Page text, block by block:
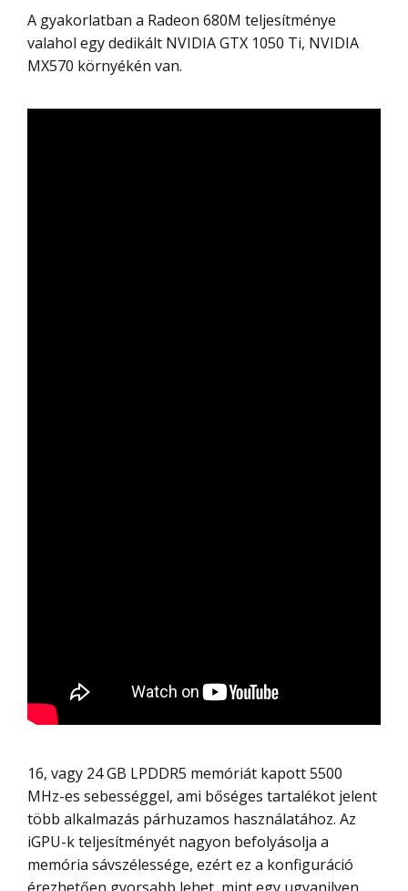
A gyakorlatban a Radeon 680M teljesítménye
valahol egy dedikált NVIDIA GTX 1050 Ti, NVIDIA
MX570 környékén van.
16, vagy 24 GB LPDDR5 memóriát kapott 5500
MHz-es sebességgel, ami bőséges tartalékot jelent
több alkalmazás párhuzamos használatához. Az
iGPU-k teljesítményét nagyon befolyásolja a
memória sávszélessége, ezért ez a konfiguráció